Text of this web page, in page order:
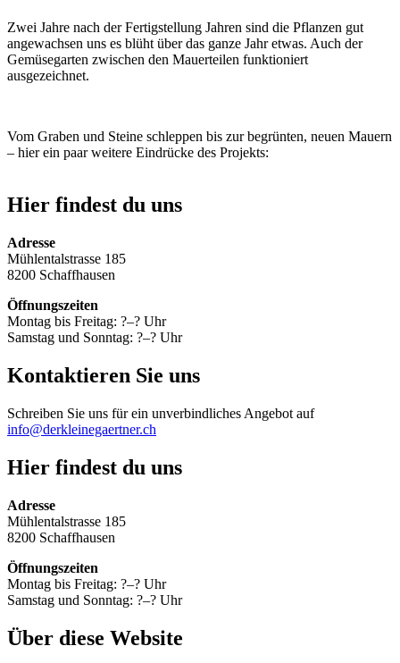
Zwei Jahre nach der Fertigstellung Jahren sind die Pflanzen gut
angewachsen uns es blüht über das ganze Jahr etwas. Auch der
Gemüsegarten zwischen den Mauerteilen funktioniert
ausgezeichnet.
Vom Graben und Steine schleppen bis zur begrünten, neuen Mauern
– hier ein paar weitere Eindrücke des Projekts:
Hier findest du uns
Adresse
Mühlentalstrasse 185
8200 Schaffhausen
Öffnungszeiten
Montag bis Freitag: ?–? Uhr
Samstag und Sonntag: ?–? Uhr
Kontaktieren Sie uns
Schreiben Sie uns für ein unverbindliches Angebot auf
info@derkleinegaertner.ch
Hier findest du uns
Adresse
Mühlentalstrasse 185
8200 Schaffhausen
Öffnungszeiten
Montag bis Freitag: ?–? Uhr
Samstag und Sonntag: ?–? Uhr
Über diese Website